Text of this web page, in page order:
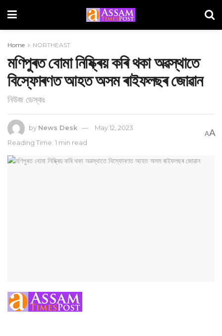
Home NORTHEAST
মণিপুৰত বোমা নিষ্ক্ৰিয় কৰি থকা অৱস্থাতে
বিস্ফোৰণত আহত অসম ৰাইফলছৰ জোৱান
নিউজ ডেস্কঃ
by News Desk
May 12, 2023
Reading Time: 1 min read
AA